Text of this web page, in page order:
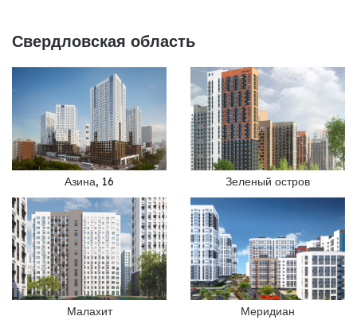
Свердловская область
Азина, 16 Зеленый остров
Малахит Меридиан